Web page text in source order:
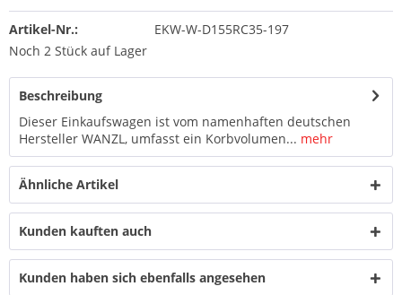
Artikel-Nr.:
EKW-W-D155RC35-197
Noch 2 Stück auf Lager
Beschreibung
Dieser Einkaufswagen ist vom namenhaften deutschen
Hersteller WANZL, umfasst ein Korbvolumen... mehr
Ähnliche Artikel
Kunden kauften auch
Kunden haben sich ebenfalls angesehen